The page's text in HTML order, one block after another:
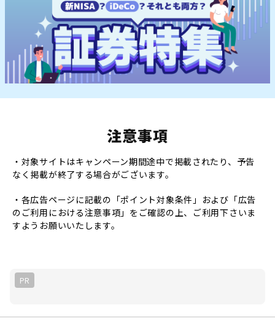
注意事項
・対象サイトはキャンペーン期間途中で掲載されたり、予告
なく掲載が終了する場合がございます。
・各広告ページに記載の「ポイント対象条件」および「広告
のご利用における注意事項」をご確認の上、ご利用下さいま
すようお願いいたします。
PR